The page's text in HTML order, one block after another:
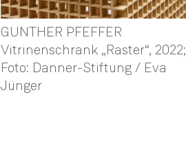
GUNTHER PFEFFER
Vitrinenschrank „Raster“, 2022;
Foto: Danner-Stiftung / Eva
Jünger